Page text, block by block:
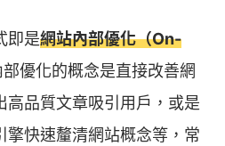
即是網站內部優化（On-
部優化的概念是直接改善網
高品質文章吸引用戶，或是
快速釐清網站概念等，常